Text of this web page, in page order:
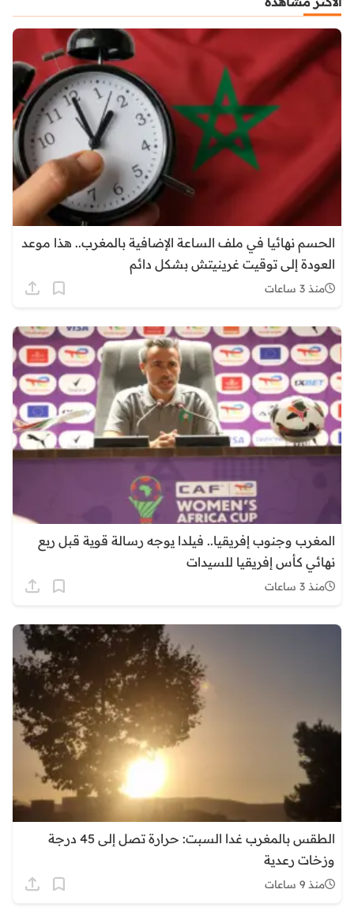
الحسم نهائيا في ملف الساعة الإضافية بالمغرب.. هذا موعد
العودة إلى توقيت غرينيتش بشكل دائم
منذ 3 ساعات
المغرب وجنوب إفريقيا.. فيلدا يوجه رسالة قوية قبل ربع
نهائي كأس إفريقيا للسيدات
منذ 3 ساعات
الطقس بالمغرب غدا السبت: حرارة تصل إلى 45 درجة
وزخات رعدية
منذ 9 ساعات